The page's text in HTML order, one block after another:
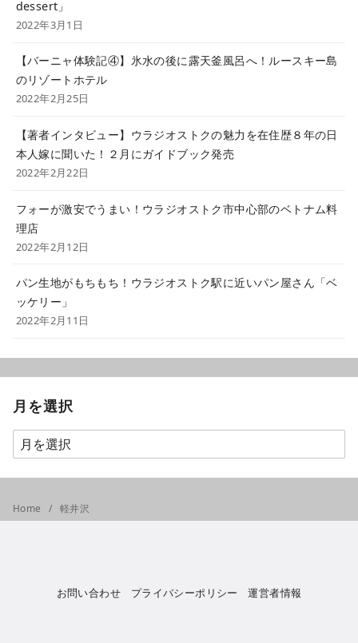
dessert」
2022年3月1日
【バーニャ体験記④】氷水の後に露天釜風呂へ！ルースキー島
のリゾートホテル
2022年2月25日
【著者インタビュー】ウラジオストクの魅力を在住歴８年の日
本人嫁に聞いた！２月にガイドブック発売
2022年2月22日
フォーが激安でうまい！ウラジオストク市中心部のベトナム料
理店
2022年2月12日
パン生地がもちもち！ウラジオストク駅に近いパン屋さん「ベ
ッケリー」
2022年2月11日
月を選択
Home 軽井沢
お問い合わせ プライバシーポリシー 運営者情報